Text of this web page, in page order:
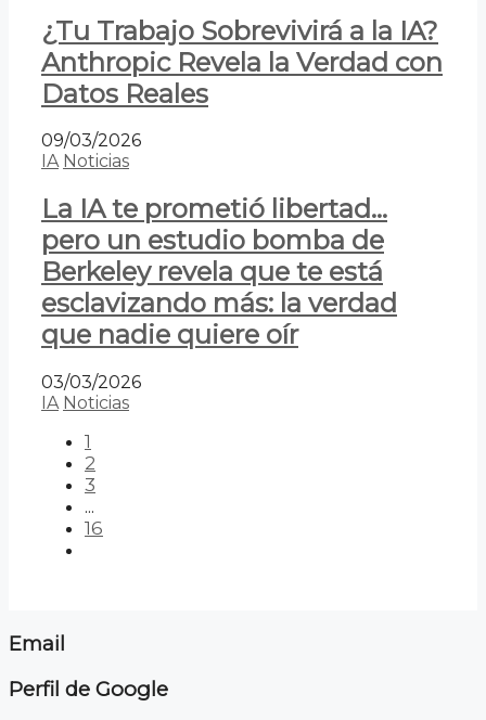
¿Tu Trabajo Sobrevivirá a la IA?
Anthropic Revela la Verdad con
Datos Reales
09/03/2026
IA Noticias
La IA te prometió libertad…
pero un estudio bomba de
Berkeley revela que te está
esclavizando más: la verdad
que nadie quiere oír
03/03/2026
IA Noticias
1
2
3
...
16
Email
Perfil de Google